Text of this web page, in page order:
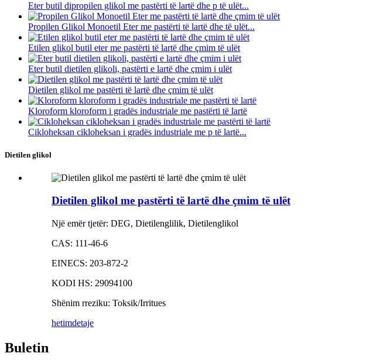
Eter butil dipropilen glikol me pastërti të lartë dhe p të ulët...
Propilen Glikol Monoetil Eter me pastërti të lartë dhe të ulët...
Etilen glikol butil eter me pastërti të lartë dhe çmim të ulët
Eter butil dietilen glikoli, pastërti e lartë dhe çmim i ulët
Dietilen glikol me pastërti të lartë dhe çmim të ulët
Kloroform kloroform i gradës industriale me pastërti të lartë
Cikloheksan cikloheksan i gradës industriale me p të lartë...
Dietilen glikol
Dietilen glikol me pastërti të lartë dhe çmim të ulët
Një emër tjetër: DEG, Dietilenglilik, Dietilenglikol
CAS: 111-46-6
EINECS: 203-872-2
KODI HS: 29094100
Shënim rreziku: Toksik/Irritues
hetimdetaje
Buletin